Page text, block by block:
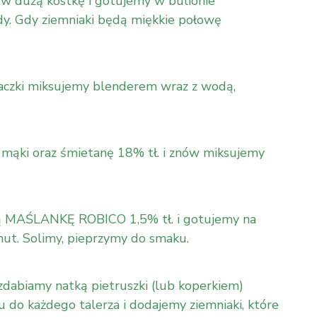
Gdy ziemniaki będą miękkie połowę
miksujemy blenderem wraz z wodą,
oraz śmietanę 18% tł. i znów miksujemy
ROBICO 1,5% tł. i gotujemy na
Solimy, pieprzymy do smaku.
natką pietruszki (lub koperkiem)
do każdego talerza i dodajemy ziemniaki, które